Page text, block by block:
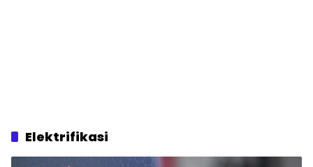
Elektrifikasi